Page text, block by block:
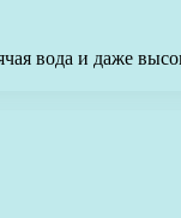
вода и даже